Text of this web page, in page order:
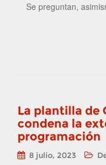
Se preguntan,
La plantilla de
condena la
programación
8 julio, 2023